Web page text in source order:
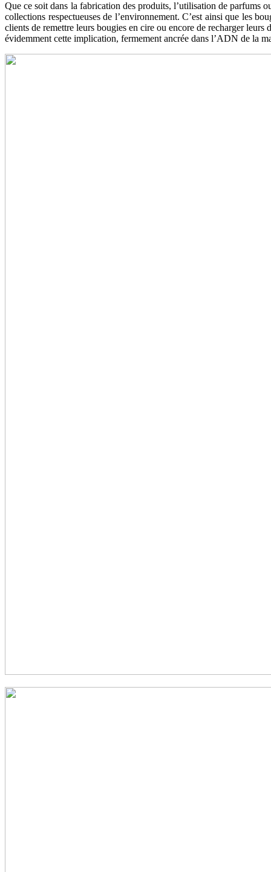
Que ce soit dans la fabrication des produits, l’utilisation de parfums
collections respectueuses de l’environnement. C’est ainsi que les
clients de remettre leurs bougies en cire ou encore de recharger
évidemment cette implication, fermement ancrée dans l’ADN de la